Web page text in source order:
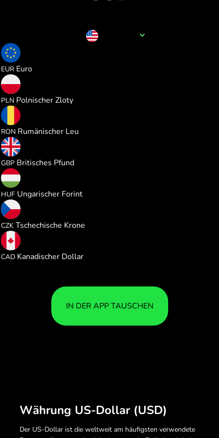
EUR Euro
PLN Polnischer Zloty
RON Rumänischer Leu
GBP Britisches Pfund
HUF Ungarischer Forint
CZK Tschechische Krone
CAD Kanadischer Dollar
IN DER APP TAUSCHEN
Währung US-Dollar (USD)
Der US-Dollar ist die weltweit am häufigsten verwendete